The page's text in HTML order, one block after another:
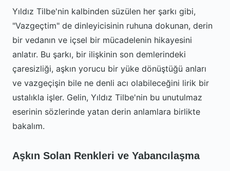
Yıldız Tilbe'nin kalbinden süzülen her şarkı gibi,
"Vazgeçtim" de dinleyicisinin ruhuna dokunan, derin
bir vedanın ve içsel bir mücadelenin hikayesini
anlatır. Bu şarkı, bir ilişkinin son demlerindeki
çaresizliği, aşkın yorucu bir yüke dönüştüğü anları
ve vazgeçişin bile ne denli acı olabileceğini lirik bir
ustalıkla işler. Gelin, Yıldız Tilbe'nin bu unutulmaz
eserinin sözlerinde yatan derin anlamlara birlikte
bakalım.
Aşkın Solan Renkleri ve Yabancılaşma